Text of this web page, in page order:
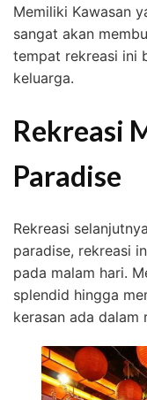
Memiliki Kawasan
sangat akan
tempat rekreasi ini
keluarga.
Rekreasi
Paradise
Rekreasi
paradise, rekreasi
pada malam hari.
splendid hingga
kerasan ada dalam